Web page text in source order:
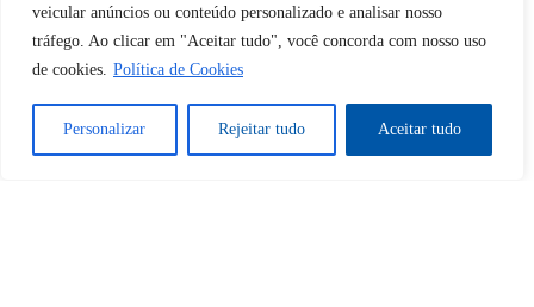
veicular anúncios ou conteúdo personalizado e analisar nosso
tráfego. Ao clicar em "Aceitar tudo", você concorda com nosso uso
de cookies. Política de Cookies
Personalizar Rejeitar tudo Aceitar tudo